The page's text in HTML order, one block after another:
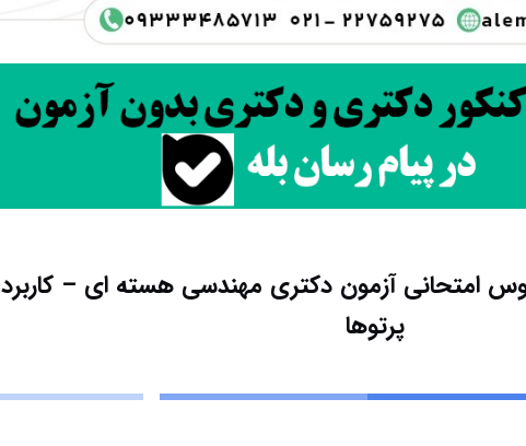
امتحانی آزمون دکتری مهندسی هسته ای – کاربرد
پرتوها